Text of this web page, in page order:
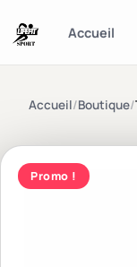
Accueil
Accueil/Boutique/
Promo !